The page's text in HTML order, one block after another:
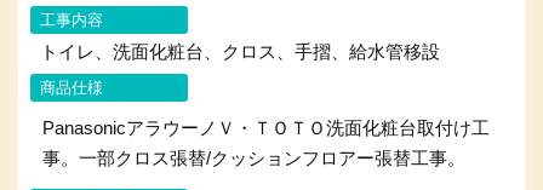
工事内容
トイレ、洗面化粧台、クロス、手摺、給水管移設
商品仕様
PanasonicアラウーノＶ・ＴＯＴＯ洗面化粧台取付け工
事。一部クロス張替/クッションフロアー張替工事。